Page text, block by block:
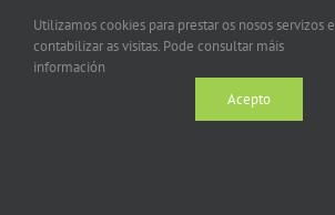
Utilizamos cookies para prestar os nosos servizos e
contabilizar as visitas. Pode consultar máis
información
Acepto